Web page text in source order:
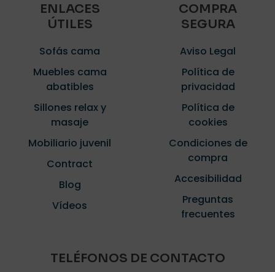
ENLACES
ÚTILES
Sofás cama
Muebles cama
abatibles
Sillones relax y
masaje
Mobiliario juvenil
Contract
Blog
Vídeos
COMPRA
SEGURA
Aviso Legal
Política de
privacidad
Política de
cookies
Condiciones de
compra
Accesibilidad
Preguntas
frecuentes
TELÉFONOS DE CONTACTO